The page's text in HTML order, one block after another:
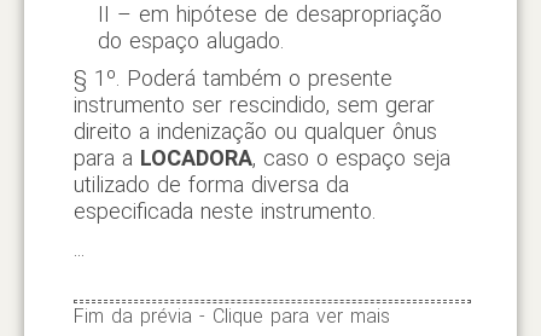
II – em hipótese de desapropriação
do espaço alugado.
§ 1º. Poderá também o presente
instrumento ser rescindido, sem gerar
direito a indenização ou qualquer ônus
para a LOCADORA, caso o espaço seja
utilizado de forma diversa da
especificada neste instrumento.
Fim da prévia - Clique para ver mais